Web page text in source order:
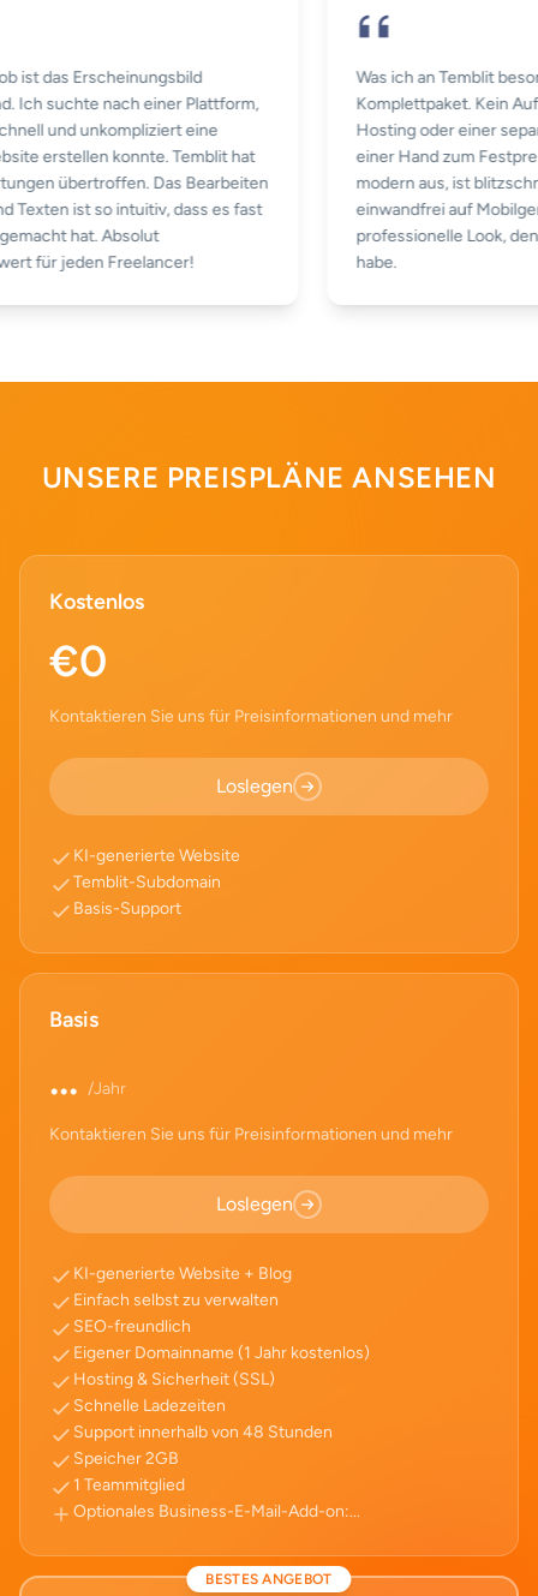
ist das Erscheinungsbild
Ich suchte nach einer Plattform,
und unkompliziert eine
erstellen konnte. Temblit hat
übertroffen. Das Bearbeiten
Texten ist so intuitiv, dass es fast
gemacht hat. Absolut
für jeden Freelancer!
Was ich an Temblit
Komplettpaket. Kein
Hosting oder einer
einer Hand zum
modern aus, ist
einwandfrei auf
professionelle Look,
habe.
UNSERE PREISPLÄNE ANSEHEN
Kostenlos
€0
Kontaktieren Sie uns für Preisinformationen und mehr
Loslegen
KI-generierte Website
Temblit-Subdomain
Basis-Support
Basis
... /Jahr
Kontaktieren Sie uns für Preisinformationen und mehr
Loslegen
KI-generierte Website + Blog
Einfach selbst zu verwalten
SEO-freundlich
Eigener Domainname (1 Jahr kostenlos)
Hosting & Sicherheit (SSL)
Schnelle Ladezeiten
Support innerhalb von 48 Stunden
Speicher 2GB
1 Teammitglied
Optionales Business-E-Mail-Add-on:...
BESTES ANGEBOT